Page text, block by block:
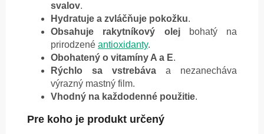
svalov.
Hydratuje a zvláčňuje pokožku.
Obsahuje rakytníkový olejbohatý na
prirodzené antioxidanty.
Obohatený o vitamíny A a E.
Rýchlo sa vstrebáva a nezanecháva
výrazný mastný film.
Vhodný na každodenné použitie.
Pre koho je produkt určený